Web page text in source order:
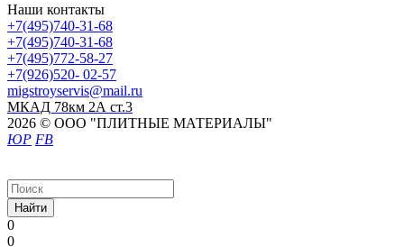
Наши контакты
+7(495)740-31-68
+7(495)740-31-68
+7(495)772-58-27
+7(926)520- 02-57
migstroyservis@mail.ru
МКАД 78км 2А ст.3
2026 © ООО "ПЛИТНЫЕ МАТЕРИАЛЫ"
ЮР FB
Найти
0
0